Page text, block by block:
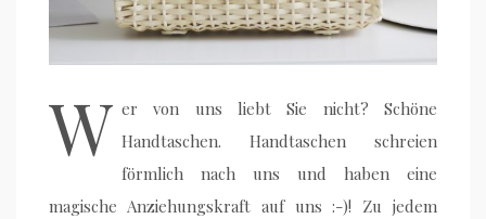
W er von uns liebt Sie nicht? Schöne
Handtaschen. Handtaschen schreien
förmlich nach uns und haben eine
magische Anziehungskraft auf uns :-)! Zu jedem